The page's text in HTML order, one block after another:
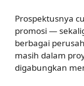
Prospektusnya
promosi —
berbagai
masih dalam
digabungkan